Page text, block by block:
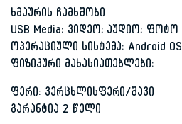
ხმაურის ჩამხშობი
USB Media: ვიდეო; აუდიო; ფოტო
ოპერაციული სისტემა: Android OS
ფიზიკური მახასიათებლები:
ფერი: ვერცხლისფერი/შავი
გარანტია 2 წელი